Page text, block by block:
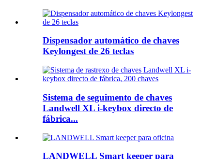
Dispensador automático de chaves
Keylongest de 26 teclas
Sistema de seguimento de chaves
Landwell XL i-keybox directo de
fábrica...
LANDWELL Smart keeper para